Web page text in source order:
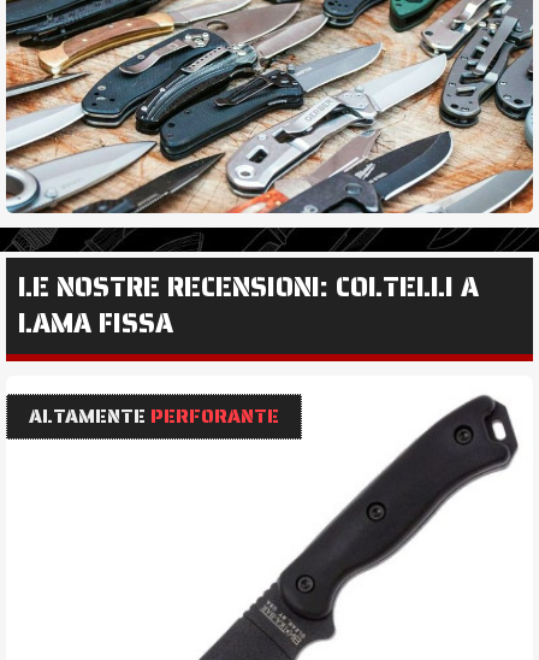
LE NOSTRE RECENSIONI: COLTELLI A
LAMA FISSA
ALTAMENTE PERFORANTE